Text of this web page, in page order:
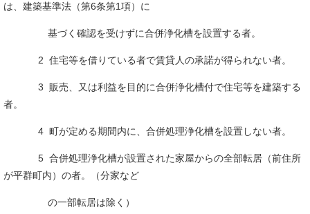
は、建築基準法（第6条第1項）に
基づく確認を受けずに合併浄化槽を設置する者。
2 住宅等を借りている者で賃貸人の承諾が得られない者。
3 販売、又は利益を目的に合併浄化槽付で住宅等を建築する
者。
4 町が定める期間内に、合併処理浄化槽を設置しない者。
5 合併処理浄化槽が設置された家屋からの全部転居（前住所
が平群町内）の者。（分家など
の一部転居は除く）